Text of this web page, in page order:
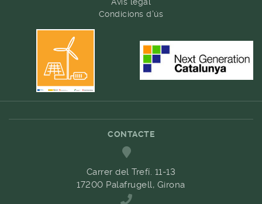
Condicions d'ús
CONTACTE
Carrer del Trefí. 11-13
17200 Palafrugell, Girona